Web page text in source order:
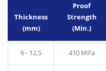
Thickness
(mm)
Proof
Strength
(Min.)
6 - 12,5 410 MPa